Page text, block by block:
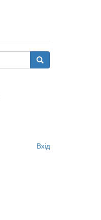
Поиск
Вхід